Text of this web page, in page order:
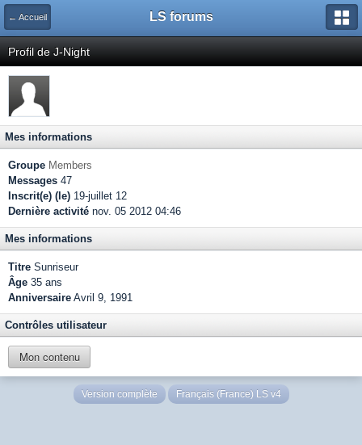
← Accueil LS forums
Profil de J-Night
Mes informations
Groupe Members
Messages 47
Inscrit(e) (le) 19-juillet 12
Dernière activité nov. 05 2012 04:46
Mes informations
Titre Sunriseur
Âge 35 ans
Anniversaire Avril 9, 1991
Contrôles utilisateur
Mon contenu
Version complète Français (France) LS v4